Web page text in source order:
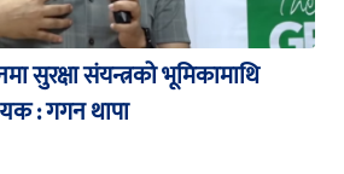
सुरक्षा संयन्त्रको भूमिकामाथि
: गगन थापा